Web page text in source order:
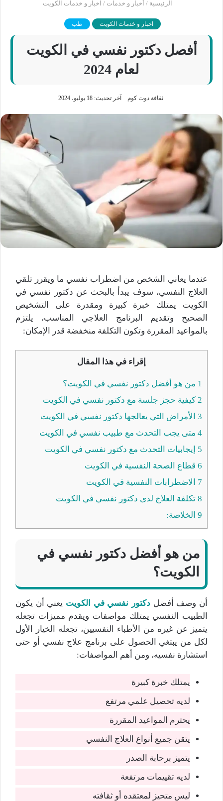
الرئيسية / أخبار و خدمات / اخبار و خدمات الكويت
اخبار و خدمات الكويت طب
أفصل دكتور نفسي في الكويت
لعام 2024
ثقافة دوت كوم آخر تحديث: 18 يوليو، 2024
عندما يعاني الشخص من اضطراب نفسي ما ويقرر تلقي
العلاج النفسي، سوف يبدأ بالبحث عن دكتور نفسي في
الكويت يمتلك خبرة كبيرة ومقدرة على التشخيص
الصحيح وتقديم البرنامج العلاجي المناسب، يلتزم
بالمواعيد المقررة وتكون التكلفة منخفضة قدر الإمكان:
إقراء في هذا المقال
1 من هو أفضل دكتور نفسي في الكويت؟
2 كيفية حجز جلسة مع دكتور نفسي في الكويت
3 الأمراض التي يعالجها دكتور نفسي في الكويت
4 متى يجب التحدث مع طبيب نفسي في الكويت
5 إيجابيات التحدث مع دكتور نفسي في الكويت
6 قطاع الصحة النفسية في الكويت
7 الاضطرابات النفسية في الكويت
8 تكلفة العلاج لدى دكتور نفسي في الكويت
9 الخلاصة:
من هو أفضل دكتور نفسي في
الكويت؟
أن وصف أفضل دكتور نفسي في الكويت يعني أن يكون
الطبيب النفسي يمتلك مواصفات ويقدم مميزات تجعله
يتميز عن غيره من الأطباء النفسيين، تجعله الخيار الأول
لكل من يبتغي الحصول على برنامج علاج نفسي أو حتى
استشارة نفسيه، ومن أهم المواصفات:
يمتلك خبرة كبيرة
لديه تحصيل علمي مرتفع
يحترم المواعيد المقررة
يتقن جميع أنواع العلاج النفسي
يتميز برحابة الصدر
لديه تقييمات مرتفعة
ليس متحيز لمعتقده أو ثقافته